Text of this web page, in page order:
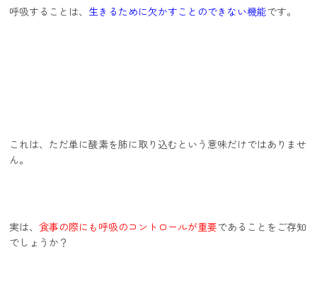
呼吸することは、 生きるために欠かすことのできない機能です。
これは、ただ単に酸素を肺に取り込むという意味だけではありませ
ん。
実は、食事の際にも呼吸のコントロールが重要であることをご存知
でしょうか？